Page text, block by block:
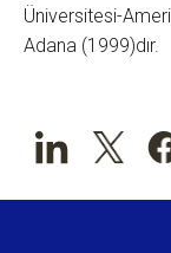
Üniversitesi-
Adana (1999)dır.